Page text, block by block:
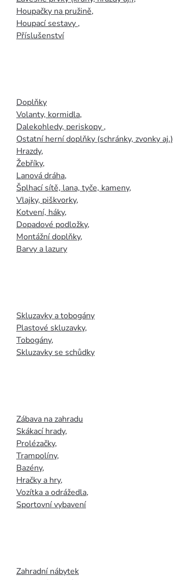
Houpačky na pružině,
Houpací sestavy ,
Příslušenství
Doplňky
Volanty, kormidla,
Dalekohledy, periskopy ,
Ostatní herní doplňky (schránky, zvonky aj.)
Hrazdy,
Žebříky,
Lanová dráha,
Šplhací sítě, lana, tyče, kameny,
Vlajky, piškvorky,
Kotvení, háky,
Dopadové podložky,
Montážní doplňky,
Barvy a lazury
Skluzavky a tobogány
Plastové skluzavky,
Tobogány,
Skluzavky se schůdky
Zábava na zahradu
Skákací hrady,
Prolézačky,
Trampolíny,
Bazény,
Hračky a hry,
Vozítka a odrážedla,
Sportovní vybavení
Zahradní nábytek